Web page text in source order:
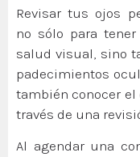
Revisar tus ojos
no sólo para
salud visual, sino
padecimientos
también conocer
través de una
Al agendar una